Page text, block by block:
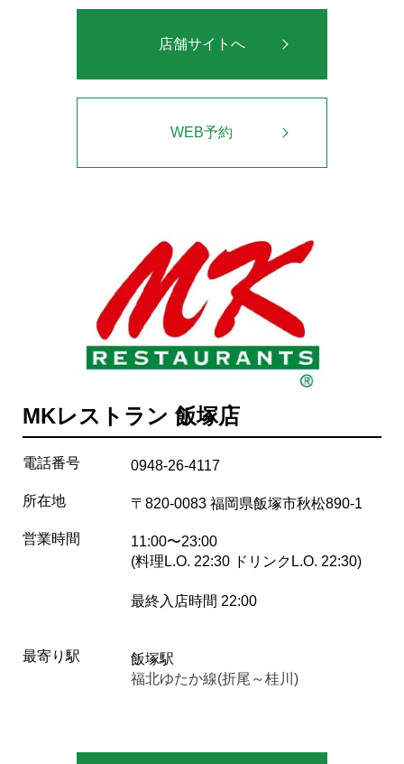
店舗サイトへ
WEB予約
MKレストラン 飯塚店
電話番号 0948-26-4117
所在地 〒820-0083 福岡県飯塚市秋松890-1
営業時間
11:00〜23:00
(料理L.O. 22:30 ドリンクL.O. 22:30)
最終入店時間 22:00
最寄り駅
飯塚駅
福北ゆたか線(折尾～桂川)